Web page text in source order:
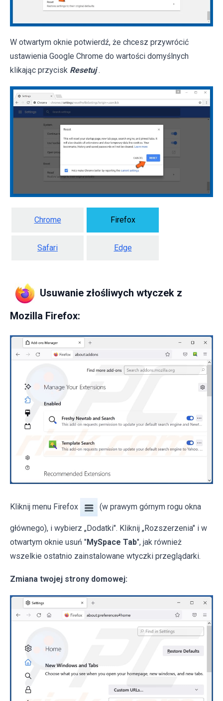
W otwartym oknie potwierdź, że chcesz przywrócić
ustawienia Google Chrome do wartości domyślnych
klikając przycisk Resetuj .
Chrome Firefox
Safari Edge
Usuwanie złośliwych wtyczek z
Mozilla Firefox:
Kliknij menu Firefox (w prawym górnym rogu okna
głównego), i wybierz „Dodatki". Kliknij „Rozszerzenia" i w
otwartym oknie usuń "MySpace Tab", jak również
wszelkie ostatnio zainstalowane wtyczki przeglądarki.
Zmiana twojej strony domowej: